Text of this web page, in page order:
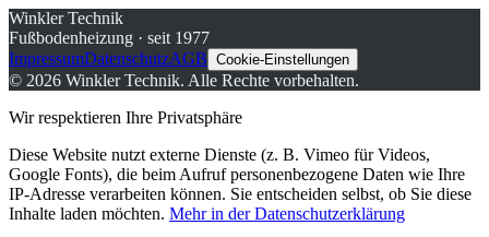
Winkler Technik
Fußbodenheizung · seit 1977
ImpressumDatenschutzAGB Cookie-Einstellungen
© 2026 Winkler Technik. Alle Rechte vorbehalten.
Wir respektieren Ihre Privatsphäre
Diese Website nutzt externe Dienste (z. B. Vimeo für Videos,
Google Fonts), die beim Aufruf personenbezogene Daten wie Ihre
IP-Adresse verarbeiten können. Sie entscheiden selbst, ob Sie diese
Inhalte laden möchten. Mehr in der Datenschutzerklärung